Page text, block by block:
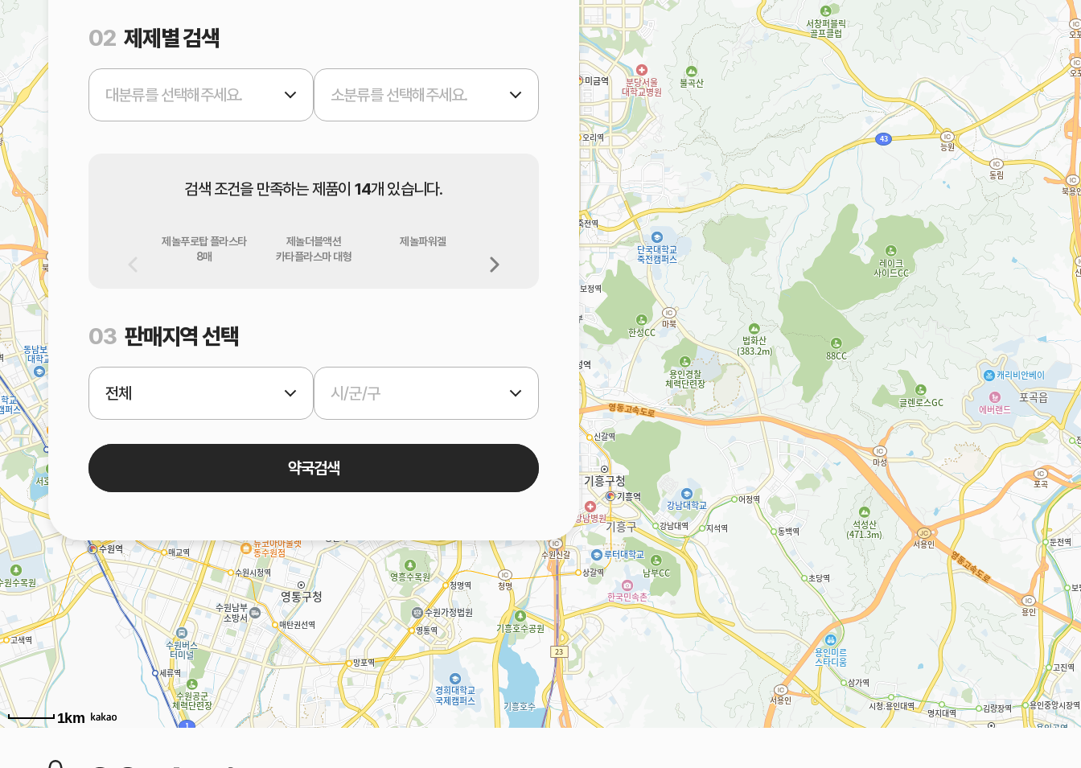
1km
02 제제별 검색
대분류를 선택해주세요. 소분류를 선택해주세요.
검색 조건을 만족하는 제품이 14개 있습니다.
제놀푸로탑 플라스타
8매
제놀더블액션
카타플라스마 대형
제놀파워겔
제놀푸로탑 플라스타
15매
제놀하이드로24
카타플라스마
제놀파워풀 플라스타
제놀더블액션
카타플라스마
제놀코
03 판매지역 선택
전체 시/군/구
약국검색